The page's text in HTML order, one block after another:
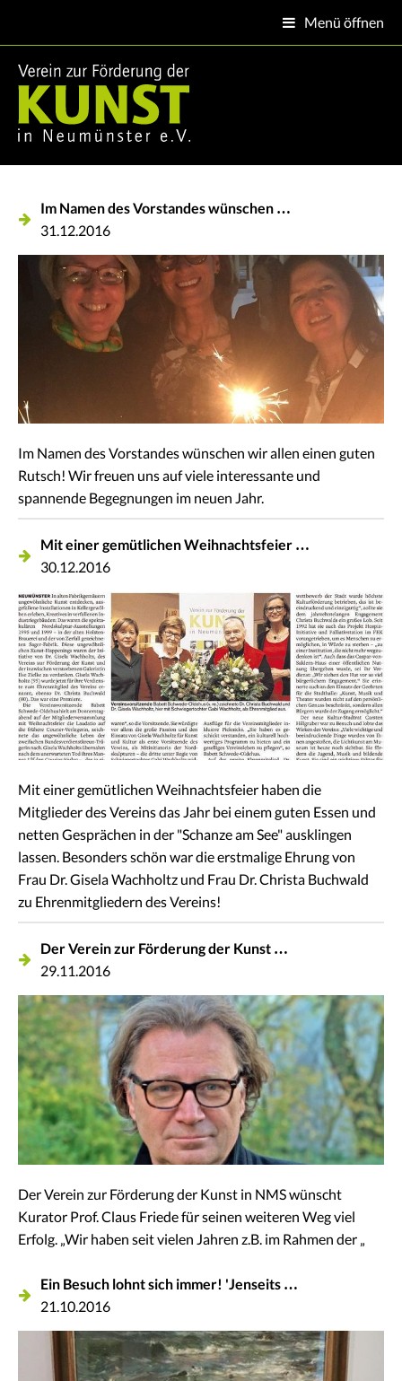
 Menü öffnen
Im Namen des Vorstandes wünschen …
31.12.2016
Im Namen des Vorstandes wünschen wir allen einen guten
Rutsch! Wir freuen uns auf viele interessante und
spannende Begegnungen im neuen Jahr.
Mit einer gemütlichen Weihnachtsfeier …
30.12.2016
Mit einer gemütlichen Weihnachtsfeier haben die
Mitglieder des Vereins das Jahr bei einem guten Essen und
netten Gesprächen in der "Schanze am See" ausklingen
lassen. Besonders schön war die erstmalige Ehrung von
Frau Dr. Gisela Wachholtz und Frau Dr. Christa Buchwald
zu Ehrenmitgliedern des Vereins!
Der Verein zur Förderung der Kunst …
29.11.2016
Der Verein zur Förderung der Kunst in NMS wünscht
Kurator Prof. Claus Friede für seinen weiteren Weg viel
Erfolg. „Wir haben seit vielen Jahren z.B. im Rahmen der „
Ein Besuch lohnt sich immer! 'Jenseits …
21.10.2016